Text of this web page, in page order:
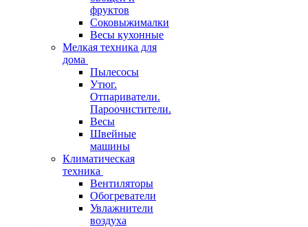
фруктов
Соковыжималки
Весы кухонные
Мелкая техника для
дома
Пылесосы
Утюг.
Отпариватели.
Пароочистители.
Весы
Швейные
машины
Климатическая
техника
Вентиляторы
Обогреватели
Увлажнители
воздуха